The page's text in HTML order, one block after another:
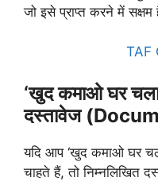
जो इसे प्राप्त करने में सक्षम
TAF
‘खुद कमाओ घर
दस्तावेज
यदि आप ‘खुद कमाओ घर
चाहते हैं, तो निम्नलिखित